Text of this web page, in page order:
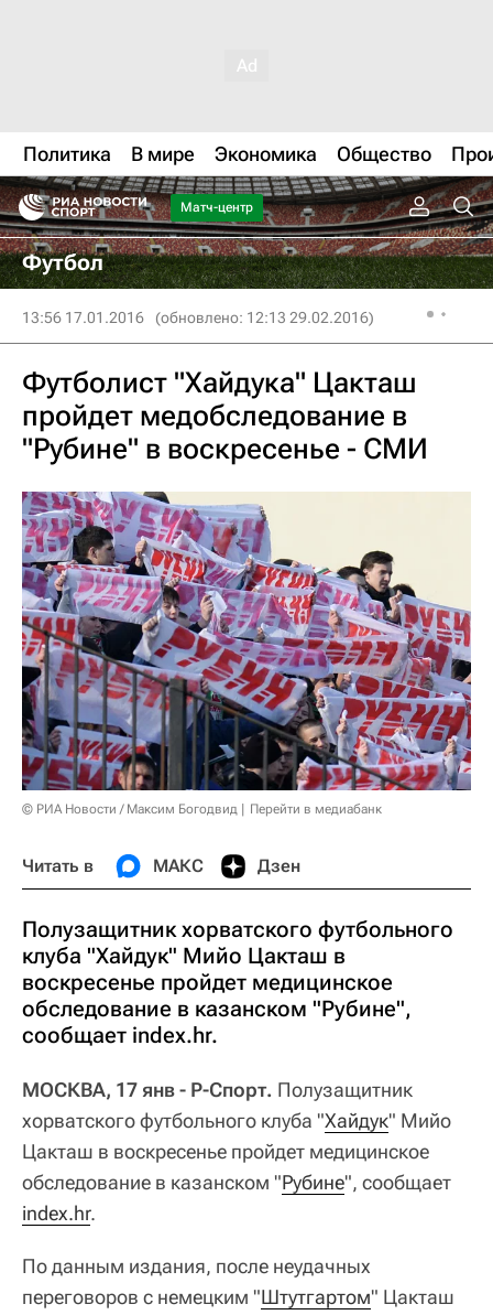
Политика В мире Экономика Общество
Матч-центр
Футбол
13:56 17.01.2016 (обновлено: 12:13 29.02.2016)
Футболист "Хайдука" Цакташ
пройдет медобследование в
"Рубине" в воскресенье - СМИ
© РИА Новости / Максим Богодвид Перейти в медиабанк
Читать в МАКС Дзен
Полузащитник хорватского футбольного
клуба "Хайдук" Мийо Цакташ в
воскресенье пройдет медицинское
обследование в казанском "Рубине",
сообщает index.hr.
МОСКВА, 17 янв - Р-Спорт. Полузащитник
хорватского футбольного клуба "Хайдук" Мийо
Цакташ в воскресенье пройдет медицинское
обследование в казанском "Рубине", сообщает
index.hr.
По данным издания, после неудачных
переговоров с немецким "Штутгартом" Цакташ